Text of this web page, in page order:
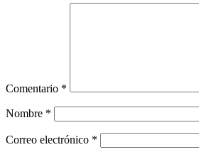
Comentario *
Nombre *
Correo electrónico *